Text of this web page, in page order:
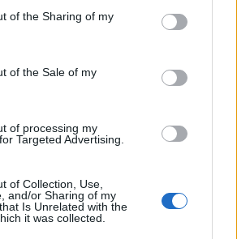
of the Sharing of my
of the Sale of my
of processing my
Targeted Advertising.
of Collection, Use,
and/or Sharing of my
Is Unrelated with the
it was collected.
të
Alec dhe Hilaria Baldwin:
shtatë fëmijë, sprova të
mbajti të bashkuar